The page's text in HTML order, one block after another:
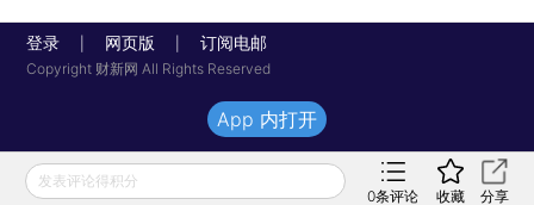
登录 网页版 订阅电邮
Copyright 财新网 All Rights Reserved
发表评论得积分
0条评论 收藏 分享
App 内打开